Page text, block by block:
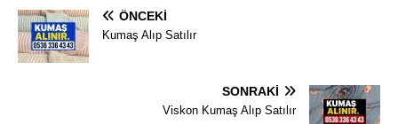
ÖNCEKI
Kumaş Alıp Satılır
SONRAKI
Viskon Kumaş Alıp Satılır